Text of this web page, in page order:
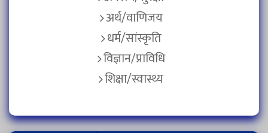
अर्थ/वाणिजय
धर्म/सांस्कृति
विज्ञान/प्राविधि
शिक्षा/स्वास्थ्य